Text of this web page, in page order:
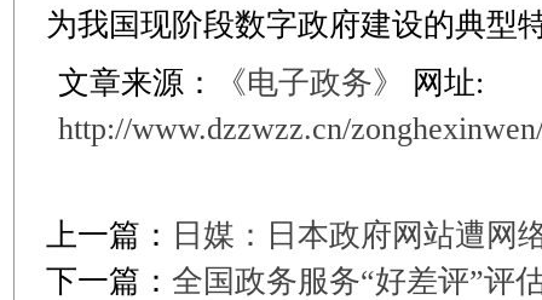
为我国现阶段数字政府建设的典型
文章来源：
《电子政务》
网址:
http://www.dzzwzz.cn/
上一篇： 日媒：日本政府网站遭网
下一篇： 全国政务服务“好差评”评